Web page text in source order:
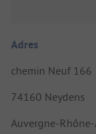
Adres
chemin Neuf 166
74160 Neydens
Auvergne-